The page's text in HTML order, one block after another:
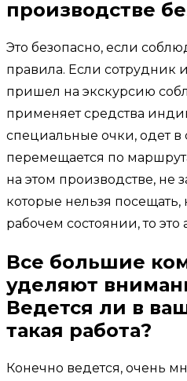
производстве
Это безопасно, если
правила. Если сотрудник
пришел на экскурсию
применяет средства
специальные очки, одет
перемещается по
на этом производстве, не
которые нельзя посещать,
рабочем состоянии, то это
Все большие
уделяют
Ведется ли в
такая работа?
Конечно ведется, очень